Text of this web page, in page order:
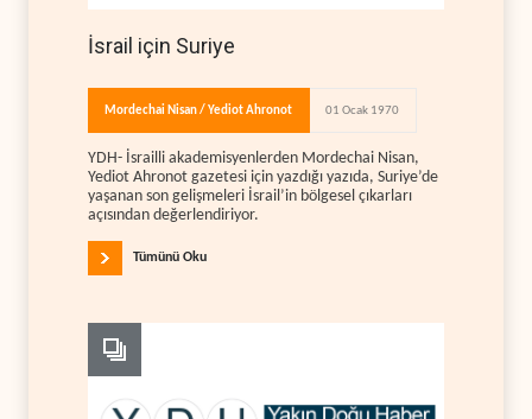
İsrail için Suriye
Mordechai Nisan / Yediot Ahronot 01 Ocak 1970
YDH- İsrailli akademisyenlerden Mordechai Nisan,
Yediot Ahronot gazetesi için yazdığı yazıda, Suriye’de
yaşanan son gelişmeleri İsrail’in bölgesel çıkarları
açısından değerlendiriyor.
Tümünü Oku